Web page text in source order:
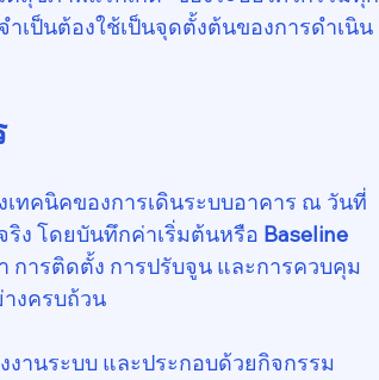
เป็นต้องใช้เป็นจุดตั้งต้นของการดำเนิน
ทคนิคของการเดินระบบอาคาร ณ วันที่
ริง โดยบันทึกค่าเริ่มต้นหรือ Baseline
การติดตั้ง การปรับจูน และการควบคุม
งครบถ้วน
งานระบบ และประกอบด้วยกิจกรรม